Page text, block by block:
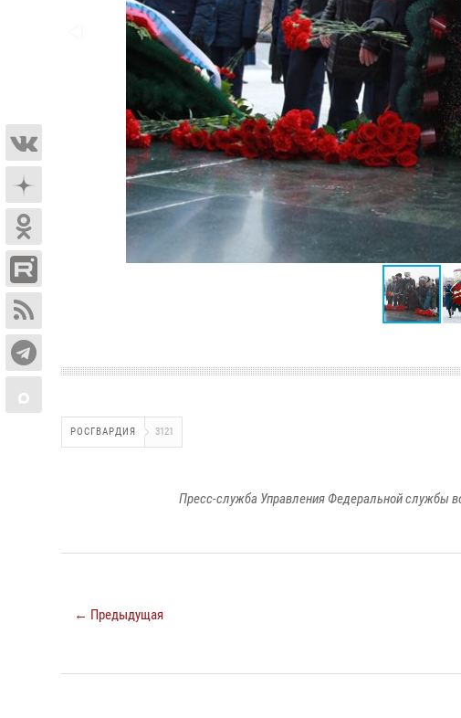
РОСГВАРДИЯ 3121
Пресс-служба Управления Федеральной службы
← Предыдущая